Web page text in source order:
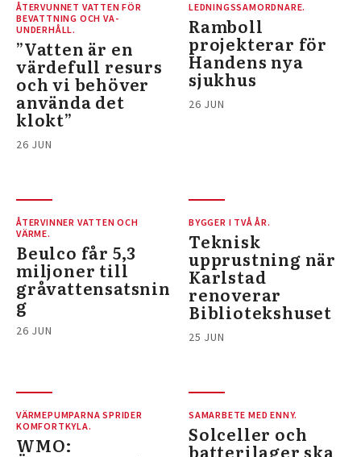
ÅTERVUNNET VATTEN FÖR
BEVATTNING OCH VA-
UNDERHÅLL.
”Vatten är en
värdefull resurs
och vi behöver
använda det
klokt”
26 JUN
LEDNINGSSAMORDNARE.
Ramboll
projekterar för
Handens nya
sjukhus
26 JUN
ÅTERVINNER VATTEN OCH
VÄRME.
Beulco får 5,3
miljoner till
gråvattensatsnin
g
26 JUN
BYGGER I TVÅ ÅR.
Teknisk
upprustning när
Karlstad
renoverar
Bibliotekshuset
25 JUN
VÄRMEPUMPARNA SPRIDER
KOMFORTKYLA.
WMO:
SAMARBETE MED ENNY.
Solceller och
batterilager ska